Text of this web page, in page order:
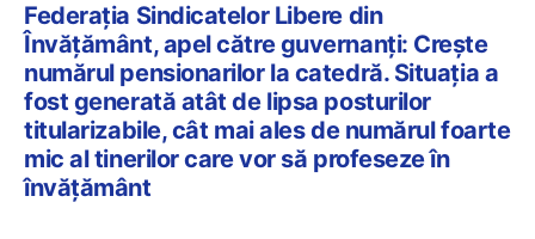
Federația Sindicatelor Libere din
Învățământ, apel către guvernanți: Creşte
numărul pensionarilor la catedră. Situaţia a
fost generată atât de lipsa posturilor
titularizabile, cât mai ales de numărul foarte
mic al tinerilor care vor să profeseze în
învățământ